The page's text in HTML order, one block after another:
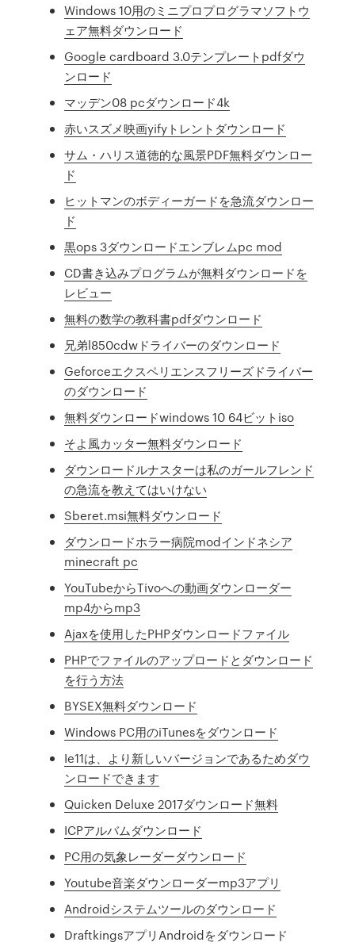
Windows 10用のミニプロプログラマソフトウ
ェア無料ダウンロード
Google cardboard 3.0テンプレートpdfダウ
ンロード
マッデン08 pcダウンロード4k
赤いスズメ映画yifyトレントダウンロード
サム・ハリス道徳的な風景PDF無料ダウンロー
ド
ヒットマンのボディーガードを急流ダウンロー
ド
黒ops 3ダウンロードエンブレムpc mod
CD書き込みプログラムが無料ダウンロードを
レビュー
無料の数学の教科書pdfダウンロード
兄弟l850cdwドライバーのダウンロード
Geforceエクスペリエンスフリーズドライバー
のダウンロード
無料ダウンロードwindows 10 64ビットiso
そよ風カッター無料ダウンロード
ダウンロードルナスターは私のガールフレンド
の急流を教えてはいけない
Sberet.msi無料ダウンロード
ダウンロードホラー病院modインドネシア
minecraft pc
YouTubeからTivoへの動画ダウンローダー
mp4からmp3
Ajaxを使用したPHPダウンロードファイル
PHPでファイルのアップロードとダウンロード
を行う方法
BYSEX無料ダウンロード
Windows PC用のiTunesをダウンロード
Ie11は、より新しいバージョンであるためダウ
ンロードできます
Quicken Deluxe 2017ダウンロード無料
ICPアルバムダウンロード
PC用の気象レーダーダウンロード
Youtube音楽ダウンローダーmp3アプリ
Androidシステムツールのダウンロード
DraftkingsアプリAndroidをダウンロード